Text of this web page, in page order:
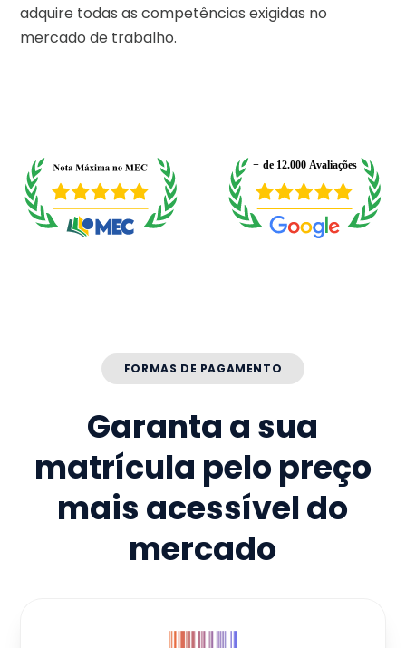
adquire todas as competências exigidas no
mercado de trabalho.
FORMAS DE PAGAMENTO
Garanta a sua
matrícula pelo preço
mais acessível do
mercado